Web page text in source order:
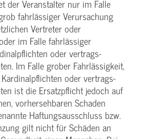
der Veranstalter nur im Falle
fahrlässiger Verursachung
Vertreter oder
im Falle fahrlässiger
oder vertrags­
Im Falle grober Fahrlässigkeit,
oder vertrags­
ist die Ersatzpflicht jedoch auf
vorhersehbaren Schaden
Haftungs­ausschluss bzw.
gilt nicht für Schäden an